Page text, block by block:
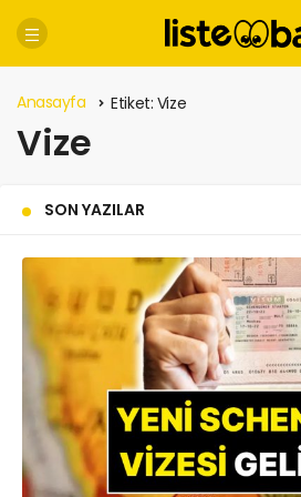
Anasayfa Etiket: Vize
Vize
SON YAZILAR